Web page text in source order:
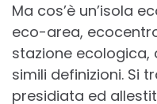
Ma cos’è un’isola
eco-area,
stazione
simili definizioni. Si
presidiata ed